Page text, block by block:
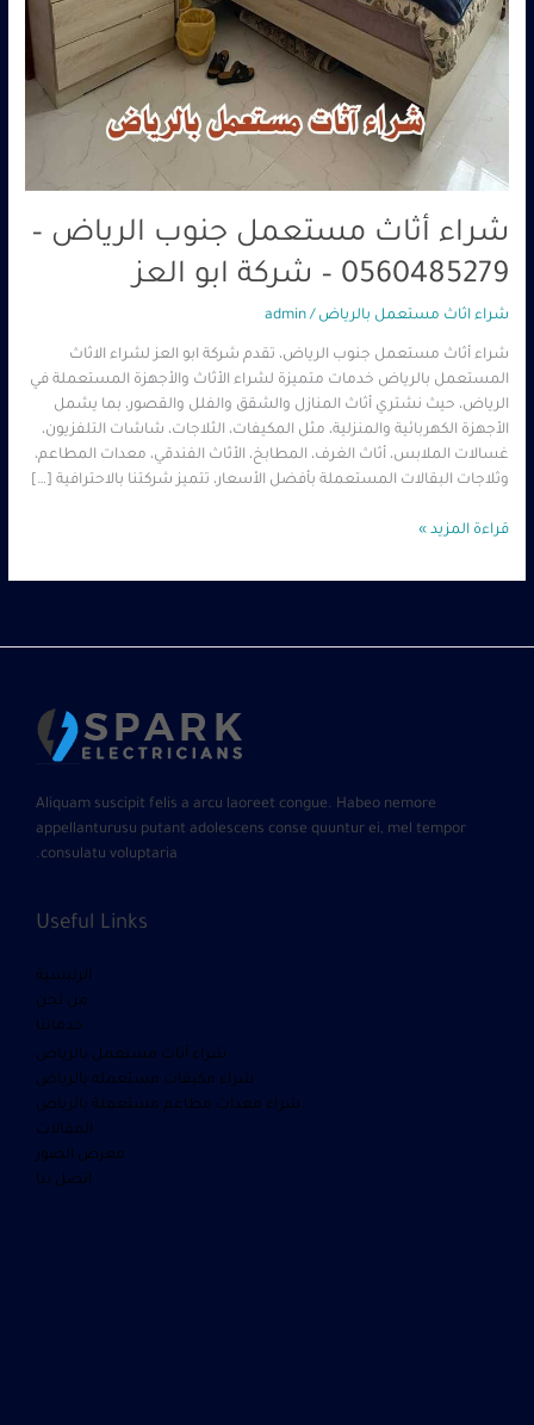
شراء أثاث مستعمل جنوب الرياض –
0560485279 – شركة ابو العز
شراء اثاث مستعمل بالرياض /
admin
شراء أثاث مستعمل جنوب الرياض، تقدم شركة ابو العز لشراء الاثاث
المستعمل بالرياض خدمات متميزة لشراء الأثاث والأجهزة المستعملة في
الرياض، حيث نشتري أثاث المنازل والشقق والفلل والقصور، بما يشمل
الأجهزة الكهربائية والمنزلية، مثل المكيفات، الثلاجات، شاشات التلفزيون،
غسالات الملابس، أثاث الغرف، المطابخ، الأثاث الفندقي، معدات المطاعم،
وثلاجات البقالات المستعملة بأفضل الأسعار، تتميز شركتنا بالاحترافية […]
قراءة المزيد »
Aliquam suscipit felis a arcu laoreet congue. Habeo nemore
appellanturusu putant adolescens conse quuntur ei, mel tempor
consulatu voluptaria.
Useful Links
الرئيسية
من نحن
خدماتنا
شراء أثاث مستعمل بالرياض
شراء مكيفات مستعمله بالرياض
شراء معدات مطاعم مستعملة بالرياض
المقالات
معرض الصور
اتصل بنا